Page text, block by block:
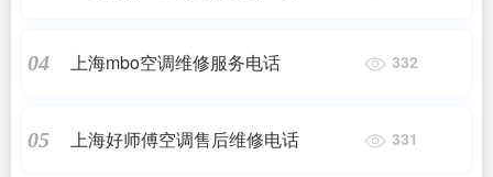
04 上海mbo空调维修服务电话 332
05 上海好师傅空调售后维修电话 331